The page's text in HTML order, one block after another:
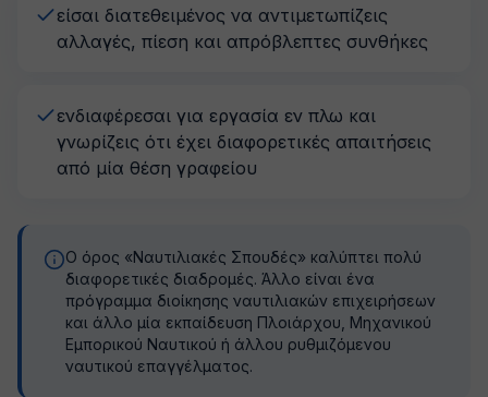
είσαι διατεθειμένος να αντιμετωπίζεις
αλλαγές, πίεση και απρόβλεπτες συνθήκες
ενδιαφέρεσαι για εργασία εν πλω και
γνωρίζεις ότι έχει διαφορετικές απαιτήσεις
από μία θέση γραφείου
Ο όρος «Ναυτιλιακές Σπουδές» καλύπτει πολύ
διαφορετικές διαδρομές. Άλλο είναι ένα
πρόγραμμα διοίκησης ναυτιλιακών επιχειρήσεων
και άλλο μία εκπαίδευση Πλοιάρχου, Μηχανικού
Εμπορικού Ναυτικού ή άλλου ρυθμιζόμενου
ναυτικού επαγγέλματος.